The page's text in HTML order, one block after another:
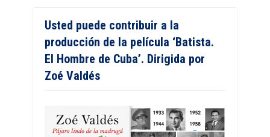
Usted puede contribuir a la
producción de la película ‘Batista.
El Hombre de Cuba’. Dirigida por
Zoé Valdés